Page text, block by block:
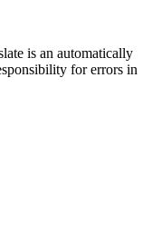
is an automatically
for errors in